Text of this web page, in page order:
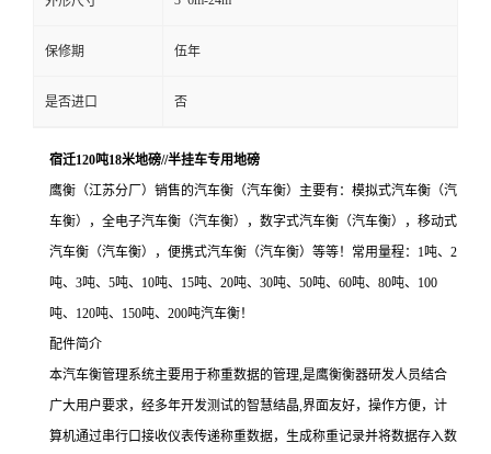
保修期 伍年
是否进口 否
宿迁120吨18米地磅//半挂车专用地磅
鹰衡（江苏分厂）销售的汽车衡（汽车衡）主要有：模拟式汽车衡（汽
车衡），全电子汽车衡（汽车衡），数字式汽车衡（汽车衡），移动式
汽车衡（汽车衡），便携式汽车衡（汽车衡）等等！常用量程：1吨、2
吨、3吨、5吨、10吨、15吨、20吨、30吨、50吨、60吨、80吨、100
吨、120吨、150吨、200吨汽车衡！
配件简介
本汽车衡管理系统主要用于称重数据的管理,是鹰衡衡器研发人员结合
广大用户要求，经多年开发测试的智慧结晶,界面友好，操作方便，计
算机通过串行口接收仪表传递称重数据，生成称重记录并将数据存入数